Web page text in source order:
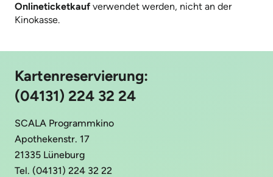
Onlineticketkauf verwendet werden, nicht an der
Kinokasse.
Kartenreservierung:
(04131) 224 32 24
SCALA Programmkino
Apothekenstr. 17
21335 Lüneburg
Tel. (04131) 224 32 22